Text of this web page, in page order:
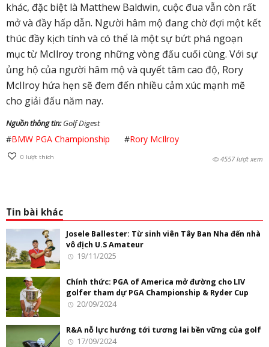
khác, đặc biệt là Matthew Baldwin, cuộc đua vẫn còn rất
mở và đầy hấp dẫn. Người hâm mộ đang chờ đợi một kết
thúc đầy kịch tính và có thể là một sự bứt phá ngoạn
mục từ McIlroy trong những vòng đấu cuối cùng. Với sự
ủng hộ của người hâm mộ và quyết tâm cao độ, Rory
McIlroy hứa hẹn sẽ đem đến nhiều cảm xúc mạnh mẽ
cho giải đấu năm nay.
Nguồn thông tin:Golf Digest
#BMW PGA Championship #Rory McIlroy
0 lượt thích 4557 lượt xem
Tin bài khác
Josele Ballester: Từ sinh viên Tây Ban Nha đến nhà
vô địch U.S Amateur
19/11/2025
Chính thức: PGA of America mở đường cho LIV
golfer tham dự PGA Championship & Ryder Cup
20/09/2024
R&A nỗ lực hướng tới tương lai bền vững của golf
17/09/2024